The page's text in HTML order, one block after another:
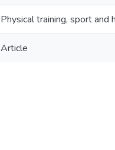
Physical training, sport
Article